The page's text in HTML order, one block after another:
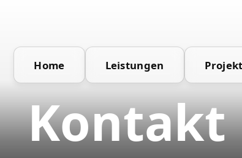
Home Leistungen
Kontakt